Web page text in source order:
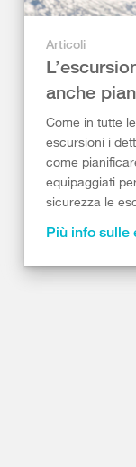
Articoli
anche
Come in tutte
escursioni i
come
equipaggiati
sicurezza le
Più info sulle